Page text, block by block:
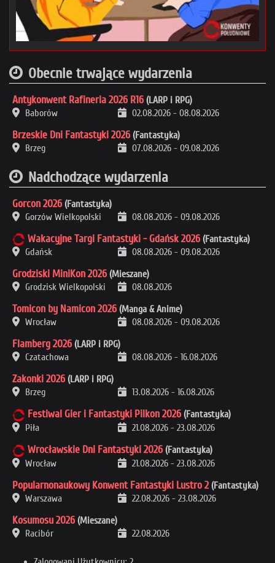
Obecnie trwające wydarzenia
Antykonwent Rafineria 2026 R16 (LARP i RPG)
Baborów
02.08.2026 - 08.08.2026
Brzeskie Dni Fantastyki 2026 (Fantastyka)
Brzeg
07.08.2026 - 09.08.2026
Nadchodzące wydarzenia
Gorcon 2026 (Fantastyka)
Gorzów Wielkopolski
08.08.2026 - 09.08.2026
Wakacyjne Targi Fantastyki - Gdańsk 2026 (Fantastyka)
Gdańsk
08.08.2026 - 09.08.2026
Grodziski MiniKon 2026 (Mieszane)
Grodzisk Wielkopolski
08.08.2026
Tomicon by Namicon 2026 (Manga & Anime)
Wrocław
08.08.2026 - 09.08.2026
Flamberg 2026 (LARP i RPG)
Czatachowa
08.08.2026 - 16.08.2026
Zakonki 2026 (LARP i RPG)
Brzeg
13.08.2026 - 16.08.2026
Festiwal Gier i Fantastyki Pilkon 2026 (Fantastyka)
Piła
21.08.2026 - 23.08.2026
Wrocławskie Dni Fantastyki 2026 (Fantastyka)
Wrocław
21.08.2026 - 23.08.2026
Popularnonaukowy Konwent Fantastyki Lustro 2 (Fantastyka)
Warszawa
22.08.2026 - 23.08.2026
Kosumosu 2026 (Mieszane)
Racibór
22.08.2026